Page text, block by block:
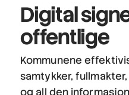
Digital
offentlige
Kommunene
samtykker,
og all den